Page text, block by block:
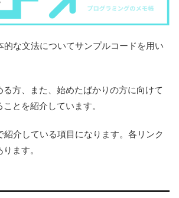
的な文法についてサンプルコードを用い
る方、また、始めたばかりの方に向けて
とを紹介しています。
紹介している項目になります。各リンク
ます。